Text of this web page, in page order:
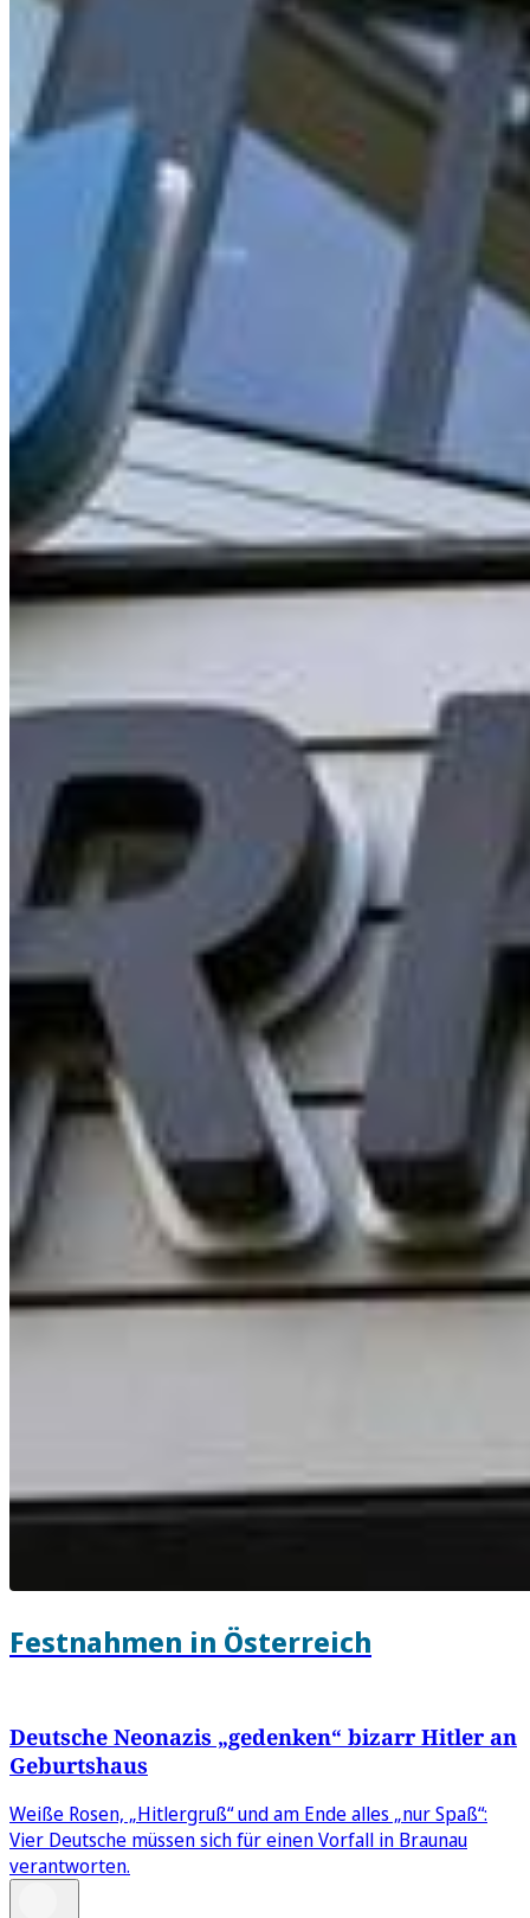
Festnahmen in Österreich
Deutsche Neonazis „gedenken“ bizarr Hitler an
Geburtshaus
Weiße Rosen, „Hitlergruß“ und am Ende alles „nur Spaß“:
Vier Deutsche müssen sich für einen Vorfall in Braunau
verantworten.